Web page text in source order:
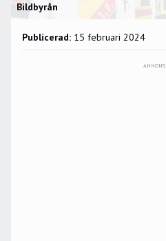
Bildbyrån
Publicerad: 15 februari 2024
ANNONS